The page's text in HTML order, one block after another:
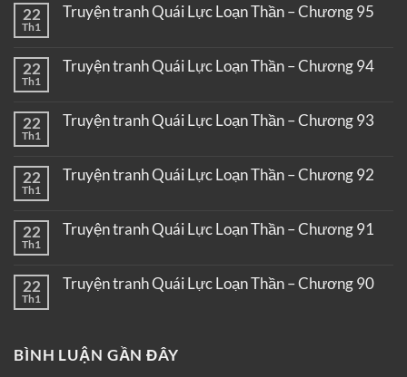
22
Th1
Truyện tranh Quái Lực Loạn Thần – Chương 95
22
Th1
Truyện tranh Quái Lực Loạn Thần – Chương 94
22
Th1
Truyện tranh Quái Lực Loạn Thần – Chương 93
22
Th1
Truyện tranh Quái Lực Loạn Thần – Chương 92
22
Th1
Truyện tranh Quái Lực Loạn Thần – Chương 91
22
Th1
Truyện tranh Quái Lực Loạn Thần – Chương 90
BÌNH LUẬN GẦN ĐÂY